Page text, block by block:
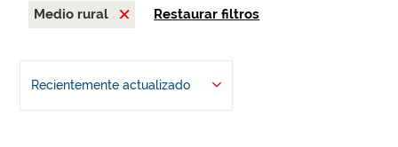
Medio rural
Restaurar filtros
Recientemente actualizado